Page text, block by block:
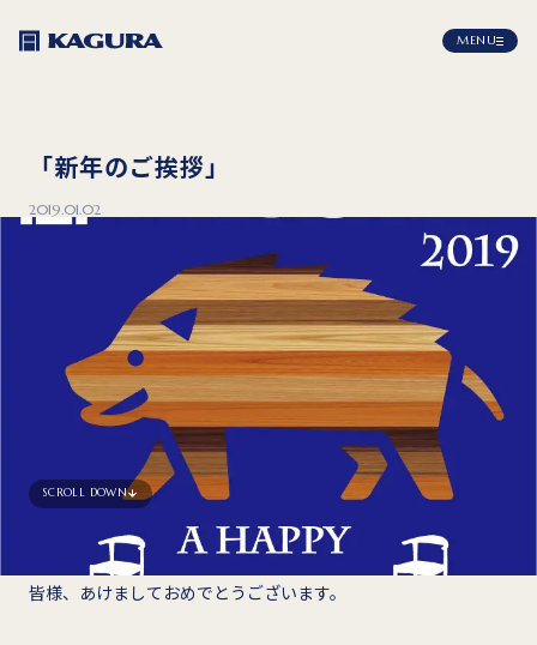
MENU
「新年のご挨拶」
2019.01.02
SCROLL DOWN
皆様、あけましておめでとうございます。